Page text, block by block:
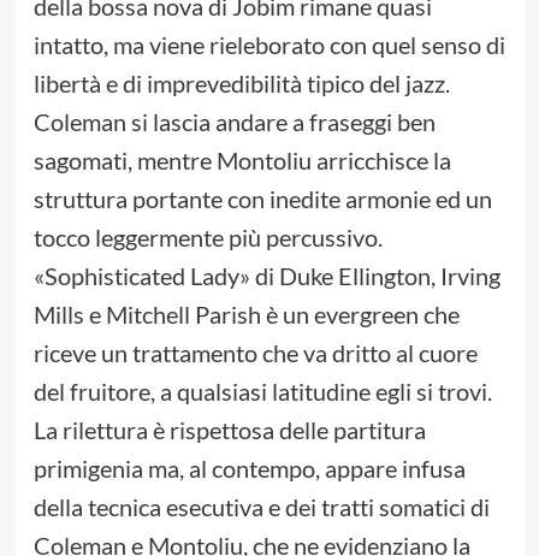
della bossa nova di Jobim rimane quasi
intatto, ma viene rieleborato con quel senso di
libertà e di imprevedibilità tipico del jazz.
Coleman si lascia andare a fraseggi ben
sagomati, mentre Montoliu arricchisce la
struttura portante con inedite armonie ed un
tocco leggermente più percussivo.
«Sophisticated Lady» di Duke Ellington, Irving
Mills e Mitchell Parish è un evergreen che
riceve un trattamento che va dritto al cuore
del fruitore, a qualsiasi latitudine egli si trovi.
La rilettura è rispettosa delle partitura
primigenia ma, al contempo, appare infusa
della tecnica esecutiva e dei tratti somatici di
Coleman e Montoliu, che ne evidenziano la